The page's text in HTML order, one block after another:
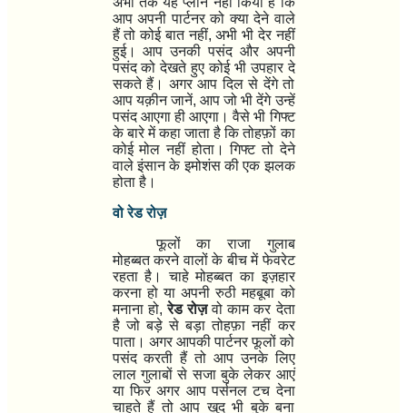
आप अपनी पार्टनर को क्या देने वाले
हैं तो कोई बात नहीं,अभी भी देर नहीं
हुई। आप उनकी पसंद और अपनी
पसंद को देखते हुए कोई भी उपहार दे
सकते हैं। अगर आप दिल से देंगे तो
आप यक़ीन जानें, आप जो भी देंगे उन्हें
पसंद आएगा ही आएगा। वैसे भी गिफ्ट
के बारे में कहा जाता है कि तोहफ़ों का
कोई मोल नहीं होता। गिफ्ट तो देने
वाले इंसान के इमोशंस की एक झलक
होता है।
वो रेड रोज़
फूलों का राजा गुलाब
मोहब्बत करने वालों के बीच में फेवरेट
रहता है। चाहे मोहब्बत का इज़हार
करना हो या अपनी रुठी महबूबा को
मनाना हो,रेड रोज़ वो काम कर देता
है जो बड़े से बड़ा तोहफ़ा नहीं कर
पाता। अगर आपकी पार्टनर फूलों को
पसंद करती हैं तो आप उनके लिए
लाल गुलाबों से सजा बुके लेकर आएं
या फिर अगर आप पर्सनल टच देना
चाहते हैं तो आप खुद भी बुके बना